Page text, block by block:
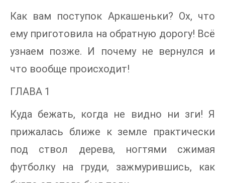
Как вам поступок Аркашеньки? Ох, что
ему приготовила на обратную дорогу! Всё
узнаем позже. И почему не вернулся и
что вообще происходит!
ГЛАВА 1
Куда бежать, когда не видно ни зги! Я
прижалась ближе к земле практически
под ствол дерева, ногтями сжимая
футболку на груди, зажмурившись, как